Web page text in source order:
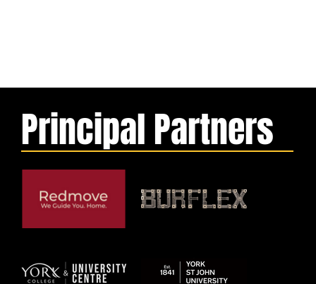
Principal Partners